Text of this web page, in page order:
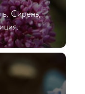
Сирень,